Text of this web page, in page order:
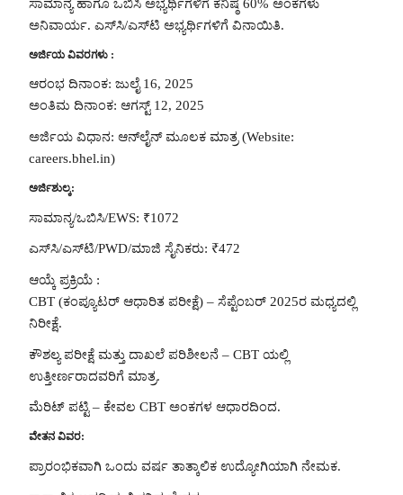
ಸಾಮಾನ್ಯ ಹಾಗೂ ಒಬಿಸಿ ಅಭ್ಯರ್ಥಿಗಳಿಗೆ ಕನಿಷ್ಠ 60% ಅಂಕಗಳು
ಅನಿವಾರ್ಯ. ಎಸ್‌ಸಿ/ಎಸ್‌ಟಿ ಅಭ್ಯರ್ಥಿಗಳಿಗೆ ವಿನಾಯಿತಿ.
ಅರ್ಜಿಯ ವಿವರಗಳು :
ಆರಂಭ ದಿನಾಂಕ: ಜುಲೈ 16, 2025
ಅಂತಿಮ ದಿನಾಂಕ: ಆಗಸ್ಟ್ 12, 2025
ಅರ್ಜಿಯ ವಿಧಾನ: ಆನ್‌ಲೈನ್ ಮೂಲಕ ಮಾತ್ರ (Website:
careers.bhel.in)
ಅರ್ಜಿಶುಲ್ಕ:
ಸಾಮಾನ್ಯ/ಒಬಿಸಿ/EWS: ₹1072
ಎಸ್‌ಸಿ/ಎಸ್‌ಟಿ/PWD/ಮಾಜಿ ಸೈನಿಕರು: ₹472
ಆಯ್ಕೆ ಪ್ರಕ್ರಿಯೆ :
CBT (ಕಂಪ್ಯೂಟರ್ ಆಧಾರಿತ ಪರೀಕ್ಷೆ) – ಸೆಪ್ಟೆಂಬರ್ 2025ರ ಮಧ್ಯದಲ್ಲಿ
ನಿರೀಕ್ಷೆ.
ಕೌಶಲ್ಯ ಪರೀಕ್ಷೆ ಮತ್ತು ದಾಖಲೆ ಪರಿಶೀಲನೆ – CBT ಯಲ್ಲಿ
ಉತ್ತೀರ್ಣರಾದವರಿಗೆ ಮಾತ್ರ.
ಮೆರಿಟ್ ಪಟ್ಟಿ – ಕೇವಲ CBT ಅಂಕಗಳ ಆಧಾರದಿಂದ.
ವೇತನ ವಿವರ:
ಪ್ರಾರಂಭಿಕವಾಗಿ ಒಂದು ವರ್ಷ ತಾತ್ಕಾಲಿಕ ಉದ್ಯೋಗಿಯಾಗಿ ನೇಮಕ.